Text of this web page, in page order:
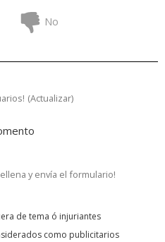
No
(Actualizar)
y envía el formulario!
de tema ó injuriantes
como publicitarios